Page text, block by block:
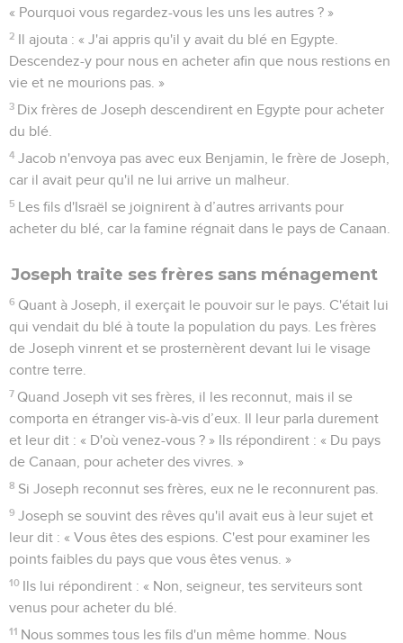
« Pourquoi vous regardez-vous les uns les autres ? »
2 Il ajouta : « J'ai appris qu'il y avait du blé en Egypte.
Descendez-y pour nous en acheter afin que nous restions en
vie et ne mourions pas. »
3 Dix frères de Joseph descendirent en Egypte pour acheter
du blé.
4 Jacob n'envoya pas avec eux Benjamin, le frère de Joseph,
car il avait peur qu'il ne lui arrive un malheur.
5 Les fils d'Israël se joignirent à d’autres arrivants pour
acheter du blé, car la famine régnait dans le pays de Canaan.
Joseph traite ses frères sans ménagement
6 Quant à Joseph, il exerçait le pouvoir sur le pays. C'était lui
qui vendait du blé à toute la population du pays. Les frères
de Joseph vinrent et se prosternèrent devant lui le visage
contre terre.
7 Quand Joseph vit ses frères, il les reconnut, mais il se
comporta en étranger vis-à-vis d’eux. Il leur parla durement
et leur dit : « D'où venez-vous ? » Ils répondirent : « Du pays
de Canaan, pour acheter des vivres. »
8 Si Joseph reconnut ses frères, eux ne le reconnurent pas.
9 Joseph se souvint des rêves qu'il avait eus à leur sujet et
leur dit : « Vous êtes des espions. C'est pour examiner les
points faibles du pays que vous êtes venus. »
10 Ils lui répondirent : « Non, seigneur, tes serviteurs sont
venus pour acheter du blé.
11 Nous sommes tous les fils d'un même homme. Nous